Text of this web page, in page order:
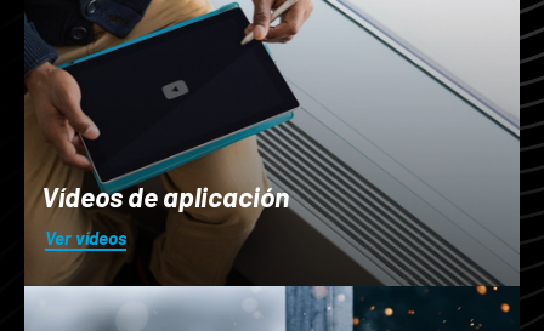
Vídeos de aplicación
Ver vídeos